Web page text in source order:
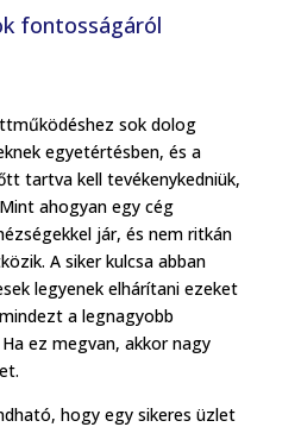
fontosságáról
sok dolog
egyetértésben, és a
tartva kell tevékenykedniük,
ahogyan egy cég
jár, és nem ritkán
A siker kulcsa abban
legyenek elhárítani ezeket
a legnagyobb
ez megvan, akkor nagy
hogy egy sikeres üzlet